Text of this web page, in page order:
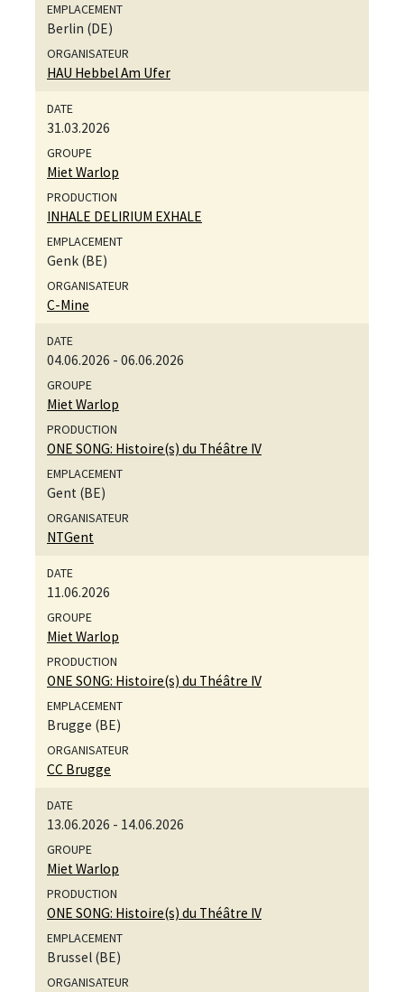
Berlin (DE)
HAU Hebbel Am Ufer
31.03.2026
Miet Warlop
INHALE DELIRIUM EXHALE
Genk (BE)
C-Mine
04.06.2026 - 06.06.2026
Miet Warlop
ONE SONG: Histoire(s) du Théâtre IV
Gent (BE)
NTGent
11.06.2026
Miet Warlop
ONE SONG: Histoire(s) du Théâtre IV
Brugge (BE)
CC Brugge
13.06.2026 - 14.06.2026
Miet Warlop
ONE SONG: Histoire(s) du Théâtre IV
Brussel (BE)